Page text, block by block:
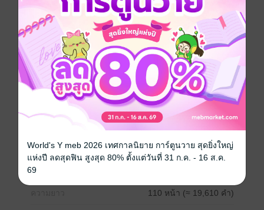
ฝากน้องเฟย์กับพี่หมอเบญด้วยนะคะ
มีลงในรี้ดอะไรท์
ขอบคุณมากค่ะ
พราวแสงเดือน
Boy love / Yaoi ตลก โรแมนติก หมอ
ประเภทไฟล์ pdf, epub(สารบัญ)
วันที่วางขาย
110 หน้า (≈ 19,610 คำ)
World's Y meb 2026 เทศกาลนิยาย การ์ตูนวาย สุดยิ่งใหญ่
แห่งปี ลดสุดฟิน สูงสุด 80% ตั้งแต่วันที่ 31 ก.ค. - 16 ส.ค.
69